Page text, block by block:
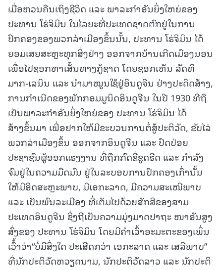
ເມື່ອຫວນຄືນເຖິງຊີວິດ ແລະ ພາລະກໍາອັນຍິ່ງໃຫຍ່ຂອງ
ປະທານ ໂຮ່ຈິມິນ ໃນໄລຍະທີ່ປະເທດຊາດຕົກຢູ່ໃນການ
ປົກຄອງຂອງພວກລ່າເມືອງຂຶ້ນນັ້ນ, ປະທານ ໂຮ່ຈິມິນ ໄດ້
ຍອມເສຍສະຫຼະທຸກສິ່ງຢ່າງ ອອກຈາກບ້ານເກີດເມືອງນອນ
ເພື່ອໄປຊອກຫາເສັ້ນທາງກູ້ຊາດ ໂດຍຊອກເຫັນ ລັດທິ
ມາກ-ເລນິນ ແລະ ນໍາມາໝູນໃຊ້ຢູ່ອິນດູຈີນ ຢ່າງປະດິດສ້າງ,
ການກໍາເນີດຂອງພັກກອມມູນິດອິນດູຈີນ ໃນປີ 1930 ທີ່ຖື
ເປັນພາລະກໍາອັນຍິ່ງໃຫຍ່ຂອງ ປະທານ ໂຮ່ຈິມິນ ໄດ້
ສ້າງຂຶ້ນມາ ເພື່ອຢາກໃຫ້ມີຂະບວນການຕໍ່ສູ້ປະຕິວັດ, ຂັບໄລ່
ພວກລ່າເມືອງຂຶ້ນ ອອກຈາກອິນດູຈີນ ແລະ ປົດປ່ອຍ
ປະຊາຊົນຜູ້ອອກແຮງງານ ທີ່ຖືກກົດຂີ່ຂູດຮີດ ແລະ ກໍາລັງ
ຈົມຢູ່ໃນຄວາມມືດມົນ ຢູ່ໃນລະບອບການປົກຄອງເກົ່ານັ້ນ
ໃຫ້ມີອິດສະຫຼະພາບ, ມີເອກະລາດ, ມີຄວາມສະເໝີພາບ
ແລະ ເປັນພົນລະເມືອງ ທີ່ເຕັມໄປດ້ວຍສັກສີຂອງສາມ
ປະເທດອິນດູຈີນ ຊຶ່ງຖືເປັນຄວາມມຸ່ງມາດປາຖະ ໜາອັນສູງ
ສົ່ງຂອງ ປະທານ ໂຮ່ຈິມິນ ໂດຍມີຄໍາເວົ້າອະມະຕະຂອງເພິ່ນ
ເວົ້້າວ່າ“ບໍ່ມີສິ່ງໃດ ປະເສີດກວ່າ ເອກະລາດ ແລະ ເສລີພາບ”
ທີ່ນັກປະຕິວັດຫວຽດນາມ, ນັກປະຕິວັດລາວ ແລະ ນັກປະຕິ